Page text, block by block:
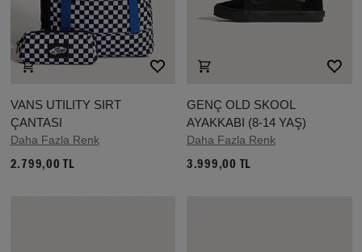
VANS UTILITY SIRT
ÇANTASI
Daha Fazla Renk
2.799,00 TL
GENÇ OLD SKOOL
AYAKKABI (8-14 YAŞ)
Daha Fazla Renk
3.999,00 TL